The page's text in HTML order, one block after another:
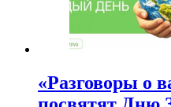
«Разговоры о